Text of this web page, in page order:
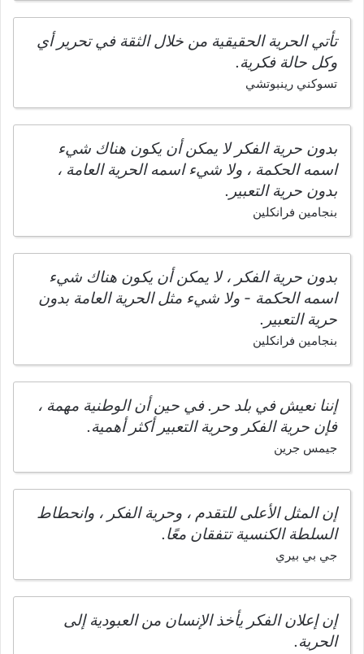
تأتي الحرية الحقيقية من خلال الثقة في تحرير أي
وكل حالة فكرية.
تسوكني رينبوتشي
بدون حرية الفكر لا يمكن أن يكون هناك شيء
اسمه الحكمة ، ولا شيء اسمه الحرية العامة ،
بدون حرية التعبير.
بنجامين فرانكلين
بدون حرية الفكر ، لا يمكن أن يكون هناك شيء
اسمه الحكمة - ولا شيء مثل الحرية العامة بدون
حرية التعبير.
بنجامين فرانكلين
إننا نعيش في بلد حر. في حين أن الوطنية مهمة ،
فإن حرية الفكر وحرية التعبير أكثر أهمية.
جيمس جرين
إن المثل الأعلى للتقدم ، وحرية الفكر ، وانحطاط
السلطة الكنسية تتفقان معًا.
جي بي بيري
إن إعلان الفكر يأخذ الإنسان من العبودية إلى
الحرية.